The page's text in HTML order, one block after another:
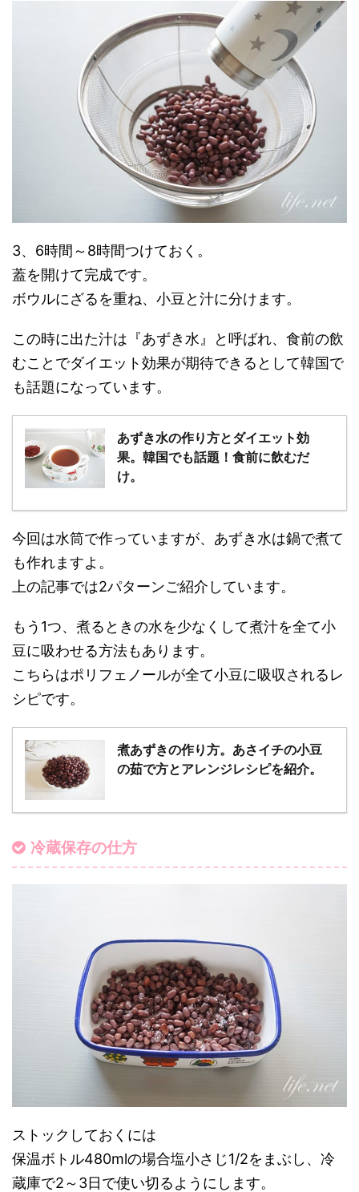
3、6時間～8時間つけておく。
蓋を開けて完成です。
ボウルにざるを重ね、小豆と汁に分けます。
この時に出た汁は『あずき水』と呼ばれ、食前の飲
むことでダイエット効果が期待できるとして韓国で
も話題になっています。
あずき水の作り方とダイエット効
果。韓国でも話題！食前に飲むだ
け。
今回は水筒で作っていますが、あずき水は鍋で煮て
も作れますよ。
上の記事では2パターンご紹介しています。
もう1つ、煮るときの水を少なくして煮汁を全て小
豆に吸わせる方法もあります。
こちらはポリフェノールが全て小豆に吸収されるレ
シピです。
煮あずきの作り方。あさイチの小豆
の茹で方とアレンジレシピを紹介。
冷蔵保存の仕方
ストックしておくには
保温ボトル480mlの場合塩小さじ1/2をまぶし、冷
蔵庫で2～3日で使い切るようにします。